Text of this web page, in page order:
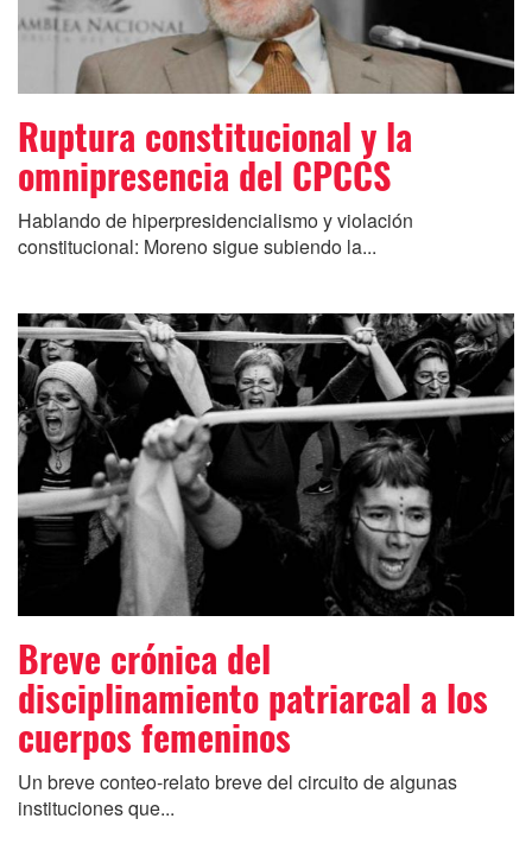
Ruptura constitucional y la
omnipresencia del CPCCS
Hablando de hiperpresidencialismo y violación
constitucional: Moreno sigue subiendo la...
Breve crónica del
disciplinamiento patriarcal a los
cuerpos femeninos
Un breve conteo-relato breve del circuito de algunas
instituciones que...